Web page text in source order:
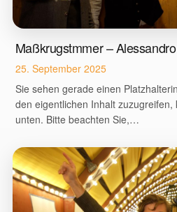
Maßkrugstmmer –
25. September 2025
Sie sehen gerade einen
den eigentlichen Inhalt zuzugreifen,
unten. Bitte beachten Sie,…